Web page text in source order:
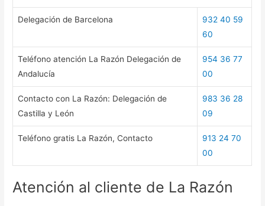
Delegación de Barcelona
932 40 59
60
Teléfono atención La Razón Delegación de
Andalucía
954 36 77
00
Contacto con La Razón: Delegación de
Castilla y León
983 36 28
09
Teléfono gratis La Razón, Contacto
913 24 70
00
Atención al cliente de La Razón